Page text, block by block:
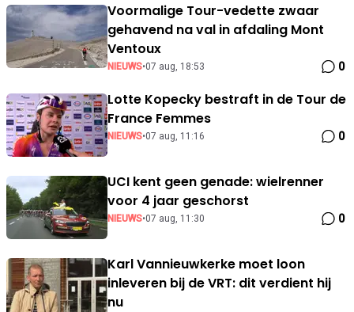
Voormalige Tour-vedette zwaar
gehavend na val in afdaling Mont
Ventoux
NIEUWS•07 aug, 18:53 0
Lotte Kopecky bestraft in de Tour de
France Femmes
NIEUWS•07 aug, 11:16 0
UCI kent geen genade: wielrenner
voor 4 jaar geschorst
NIEUWS•07 aug, 11:30 0
Karl Vannieuwkerke moet loon
inleveren bij de VRT: dit verdient hij
nu